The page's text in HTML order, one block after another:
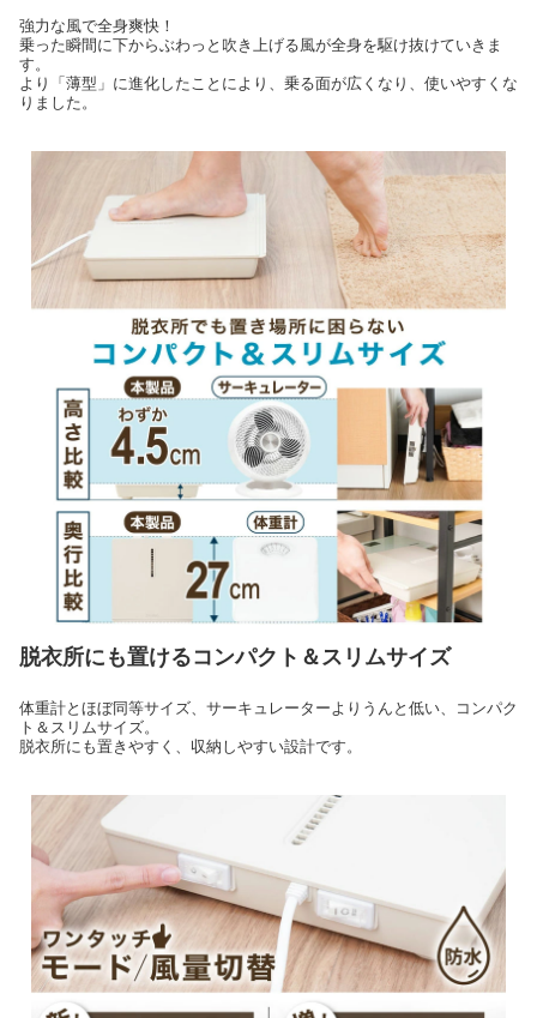
強力な風で全身爽快！
乗った瞬間に下からぶわっと吹き上げる風が全身を駆け抜けていきま
す。
より「薄型」に進化したことにより、乗る面が広くなり、使いやすくな
りました。
脱衣所にも置けるコンパクト＆スリムサイズ
体重計とほぼ同等サイズ、サーキュレーターよりうんと低い、コンパク
ト＆スリムサイズ。
脱衣所にも置きやすく、収納しやすい設計です。